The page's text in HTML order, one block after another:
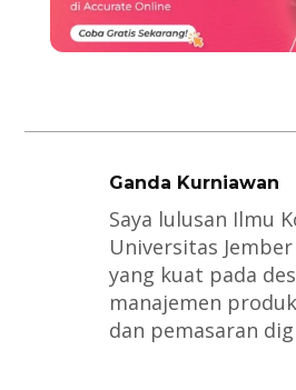
Ganda Kurniawan
Saya lulusan Ilmu
Universitas
yang kuat pada
manajemen
dan pemasaran